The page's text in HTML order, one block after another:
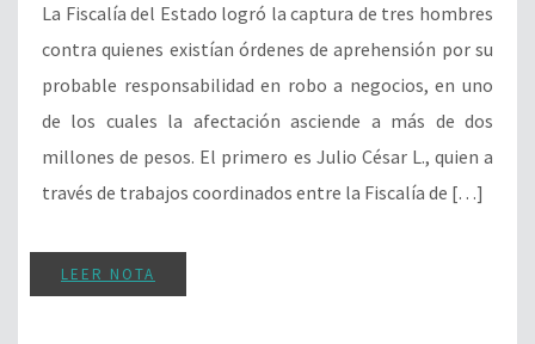
La Fiscalía del Estado logró la captura de tres hombres
contra quienes existían órdenes de aprehensión por su
probable responsabilidad en robo a negocios, en uno
de los cuales la afectación asciende a más de dos
millones de pesos. El primero es Julio César L., quien a
través de trabajos coordinados entre la Fiscalía de […]
LEER NOTA